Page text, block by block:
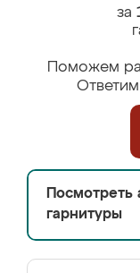
за
Поможем
гарнитуры